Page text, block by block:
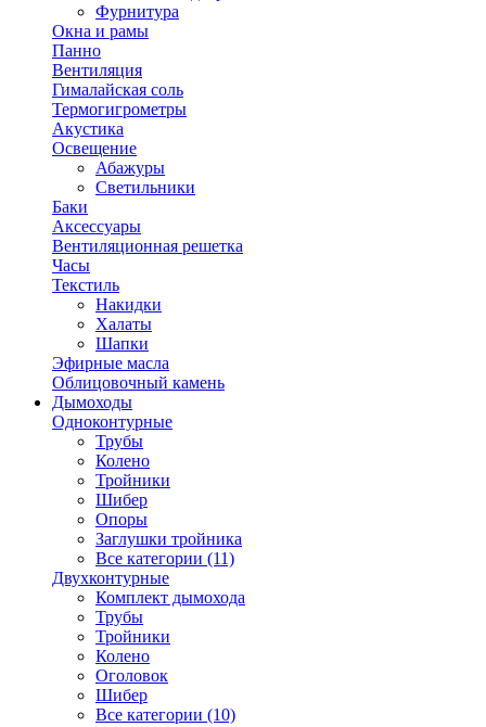
Фурнитура
Окна и рамы
Панно
Вентиляция
Гималайская соль
Термогигрометры
Акустика
Освещение
Абажуры
Светильники
Баки
Аксессуары
Вентиляционная решетка
Часы
Текстиль
Накидки
Халаты
Шапки
Эфирные масла
Облицовочный камень
Дымоходы
Одноконтурные
Трубы
Колено
Тройники
Шибер
Опоры
Заглушки тройника
Все категории (11)
Двухконтурные
Комплект дымохода
Трубы
Тройники
Колено
Оголовок
Шибер
Все категории (10)